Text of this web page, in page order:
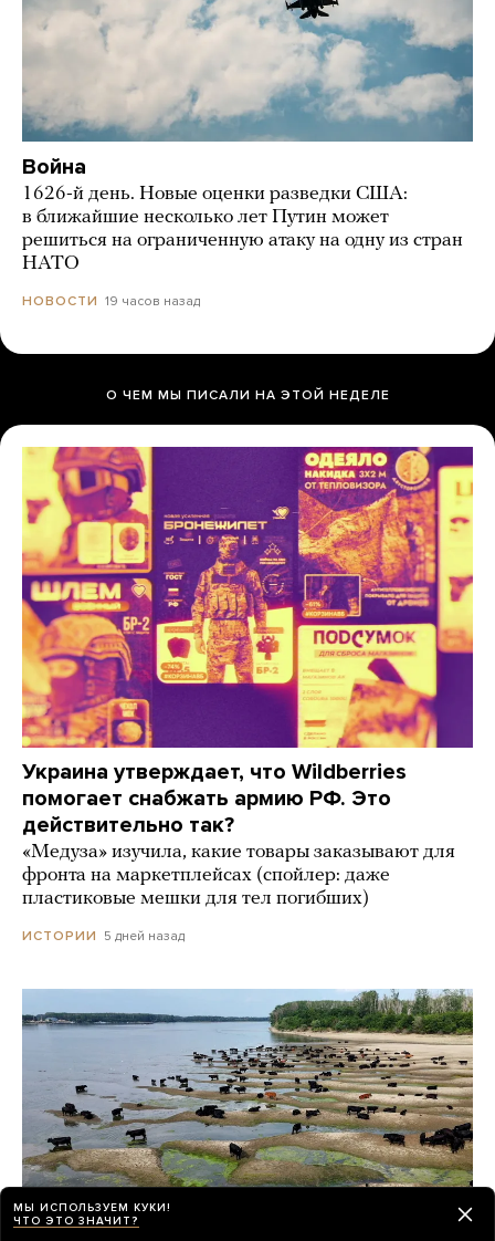
Война
1626-й день. Новые оценки разведки США:
в ближайшие несколько лет Путин может
решиться на ограниченную атаку на одну из стран
НАТО
НОВОСТИ 19 часов назад
О ЧЕМ МЫ ПИСАЛИ НА ЭТОЙ НЕДЕЛЕ
Украина утверждает, что Wildberries
помогает снабжать армию РФ. Это
действительно так?
«Медуза» изучила, какие товары заказывают для
фронта на маркетплейсах (спойлер: даже
пластиковые мешки для тел погибших)
ИСТОРИИ 5 дней назад
МЫ ИСПОЛЬЗУЕМ КУКИ!
ЧТО ЭТО ЗНАЧИТ?